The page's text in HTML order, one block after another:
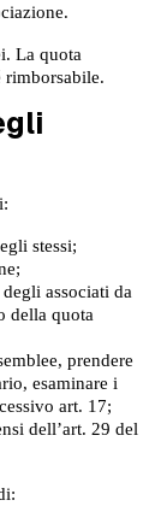
La quota
rimborsabile.
stessi;
associati da
della quota
prendere
esaminare i
art. 17;
dell’art. 29 del